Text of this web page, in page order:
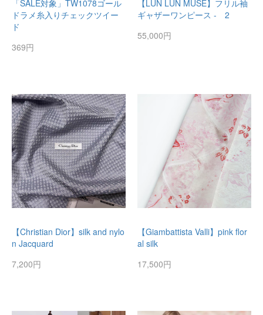
「SALE対象」TW1078ゴール
ドラメ糸入りチェックツイー
ド
369円
【LUN LUN MUSE】フリル袖
ギャザーワンピース - 2
55,000円
【Christian Dior】silk and nylo
n Jacquard
7,200円
【Giambattista Valli】pink flor
al silk
17,500円